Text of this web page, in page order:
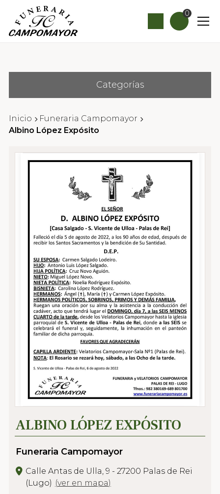
0
Categorías
Inicio
Funeraria Campomayor
Albino López Expósito
ALBINO LÓPEZ EXPÓSITO
Funeraria Campomayor
Calle Antas de Ulla, 9 - 27200 Palas de Rei
(Lugo) (ver en mapa)